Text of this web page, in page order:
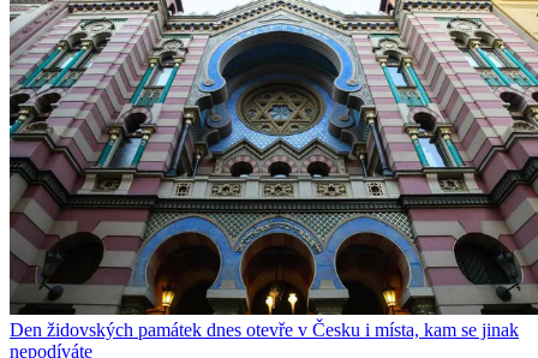
Den židovských památek dnes otevře v Česku i místa, kam se jinak
nepodíváte